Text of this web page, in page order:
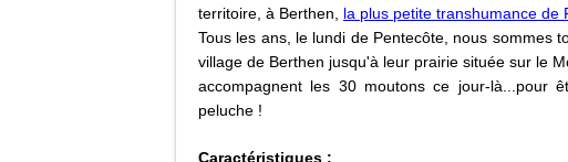
territoire, à Berthen, la plus petite transhumance de
Tous les ans, le lundi de Pentecôte, nous sommes
village de Berthen jusqu'à leur prairie située sur le
accompagnent les 30 moutons ce jour-là...pour
peluche !
Caractéristiques :